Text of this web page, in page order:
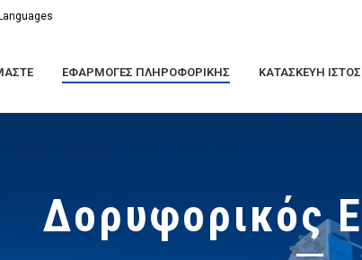
Languages
ΕΦΑΡΜΟΓΈΣ ΠΛΗΡΟΦΟΡΙΚΉΣ ΚΑΤΑΣΚΕΥΉ
Δορυφορικός